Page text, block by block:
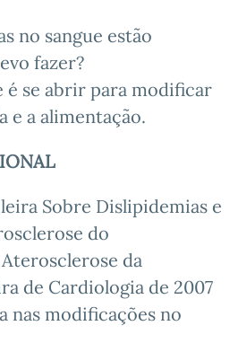
no sangue estão
fazer?
se abrir para modificar
e a alimentação.
Sobre Dislipidemias e
do
da
de Cardiologia de 2007
nas modificações no